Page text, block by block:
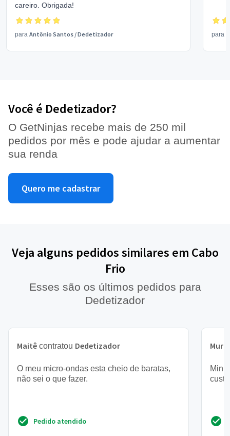
careiro. Obrigada!
para Antônio Santos /Dedetizador para
Você é Dedetizador?
O GetNinjas recebe mais de 250 mil
pedidos por mês e pode ajudar a aumentar
sua renda
Quero me cadastrar
Veja alguns pedidos similares em Cabo
Frio
Esses são os últimos pedidos para
Dedetizador
Maitê contratou Dedetizador
O meu micro-ondas esta cheio de baratas,
não sei o que fazer.
Pedido atendido